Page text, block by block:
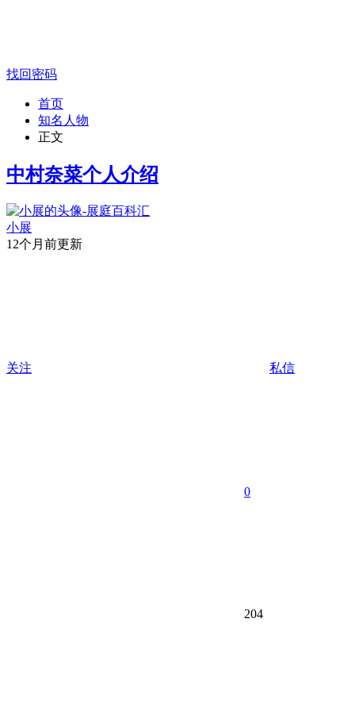
找回密码
首页
知名人物
正文
中村奈菜个人介绍
小展
12个月前更新
关注 私信
0
204